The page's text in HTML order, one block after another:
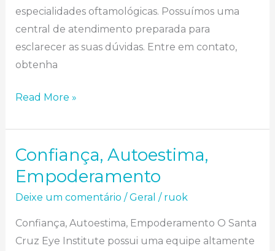
especialidades oftamológicas. Possuímos uma
central de atendimento preparada para
esclarecer as suas dúvidas. Entre em contato,
obtenha
Read More »
Confiança, Autoestima,
Empoderamento
Deixe um comentário /Geral / ruok
Confiança, Autoestima, Empoderamento O Santa
Cruz Eye Institute possui uma equipe altamente